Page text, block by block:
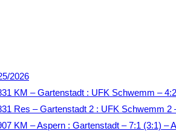
2026
KM – Gartenstadt : UFK Schwemm –
Res – Gartenstadt 2 : UFK Schwemm 2
KM – Aspern : Gartenstadt – 7:1 (3:1) –